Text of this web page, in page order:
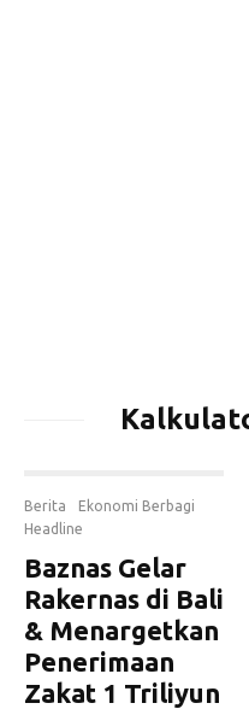
Berita
Ekonomi Berbagi
Headline
Baznas Gelar
Rakernas di Bali
& Menargetkan
Penerimaan
Zakat 1 Triliyun